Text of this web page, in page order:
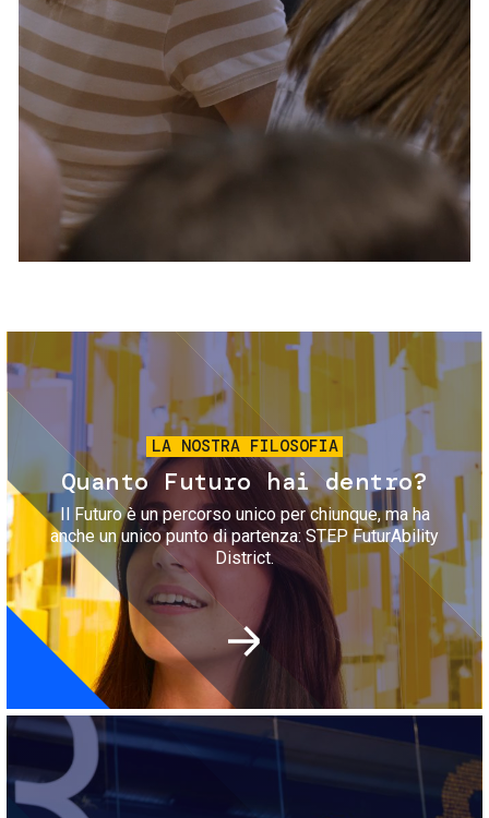
Servizi e accessibilità
Contatti
FAQ
Biglietti
Immagine
LA NOSTRA FILOSOFIA
Quanto Futuro hai dentro?
Il Futuro è un percorso unico per chiunque, ma ha
anche un unico punto di partenza: STEP FuturAbility
District.
Immagine